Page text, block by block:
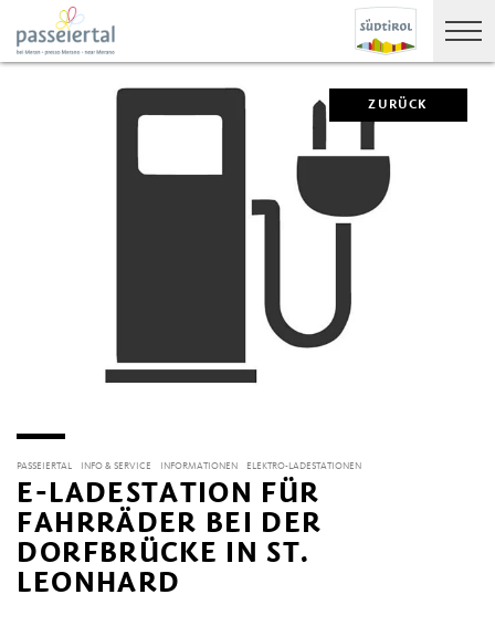
ZURÜCK
PASSEIERTAL INFO & SERVICE INFORMATIONEN ELEKTRO-LADESTATIONEN
E-LADESTATION FÜR
FAHRRÄDER BEI DER
DORFBRÜCKE IN ST.
LEONHARD